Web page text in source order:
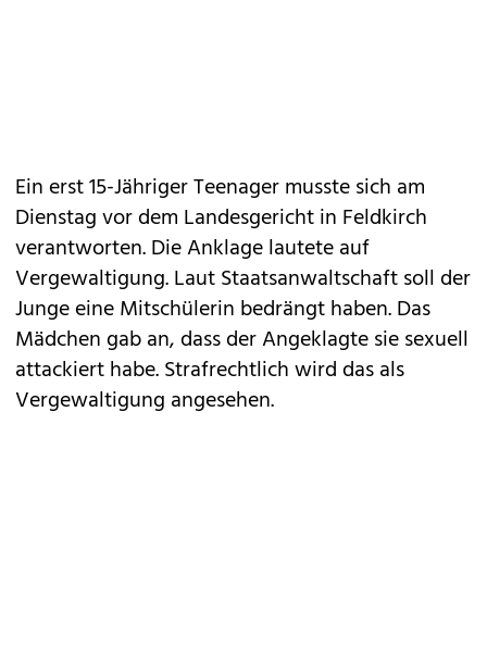
Ein erst 15-Jähriger Teenager musste sich am
Dienstag vor dem Landesgericht in Feldkirch
verantworten. Die Anklage lautete auf
Vergewaltigung. Laut Staatsanwaltschaft soll der
Junge eine Mitschülerin bedrängt haben. Das
Mädchen gab an, dass der Angeklagte sie sexuell
attackiert habe. Strafrechtlich wird das als
Vergewaltigung angesehen.